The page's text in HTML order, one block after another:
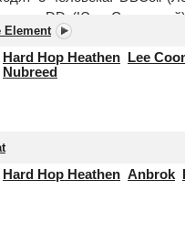
DD (Юра
Element
Hard Hop Heathen
Lee
Nubreed
Hard Hop Heathen Anbrok